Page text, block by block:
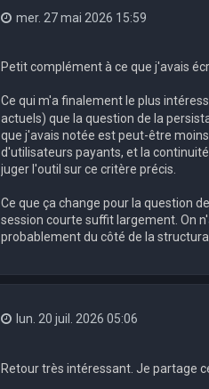
mer. 27 mai 2026 15:59
Petit complément à ce que j'avais
Ce qui m'a finalement le plus
actuels) que la question de la
que j'avais notée est peut-être
d'utilisateurs payants, et la
juger l'outil sur ce critère précis.
Ce que ça change pour la question
session courte suffit largement. On
probablement du côté de la
lun. 20 juil. 2026 05:06
Retour très intéressant. Je partage